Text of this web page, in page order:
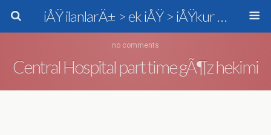
iÅŸ ilanlarÄ± > ek iÅŸ > iÅŸkur > personel alÄ±mÄ±
no comments
Central Hospital part time gÃ¶z hekimi